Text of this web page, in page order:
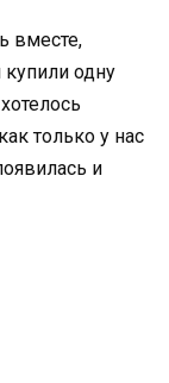
вместе,
одну
только у нас
и